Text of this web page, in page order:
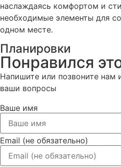
наслаждаясь комфортом и
необходимые элементы для
одном месте.
Планировки
Понравился
Напишите или позвоните нам
ваши вопросы
Ваше имя
Email (не обязательно)